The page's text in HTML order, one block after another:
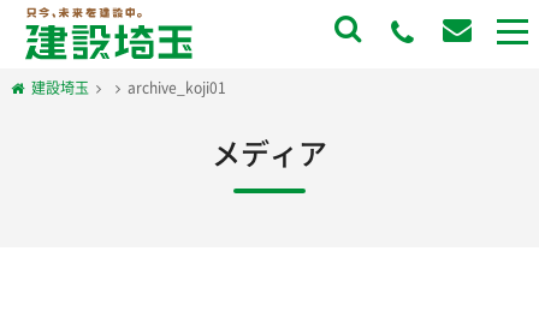
建設埼玉 archive_koji01
メディア